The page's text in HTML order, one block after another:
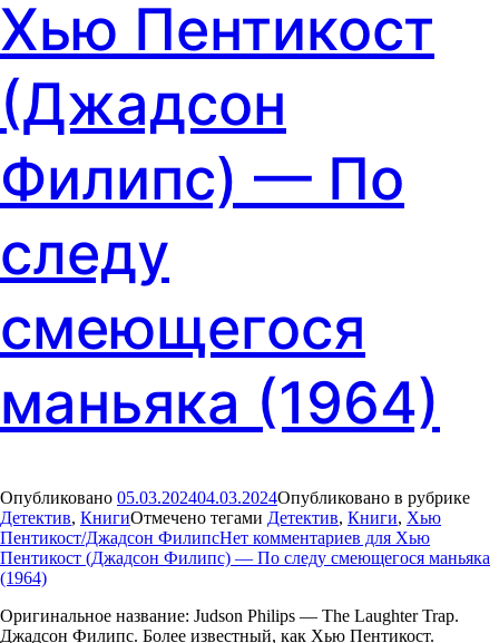
Хью Пентикост
(Джадсон
Филипс) — По
следу
смеющегося
маньяка (1964)
Опубликовано 05.03.202404.03.2024Опубликовано в рубрике
Детектив, КнигиОтмечено тегами Детектив, Книги, Хью
Пентикост/Джадсон ФилипсНет комментариев для Хью
Пентикост (Джадсон Филипс) — По следу смеющегося маньяка
(1964)
Оригинальное название: Judson Philips — The Laughter Trap.
Джадсон Филипс. Более известный, как Хью Пентикост.